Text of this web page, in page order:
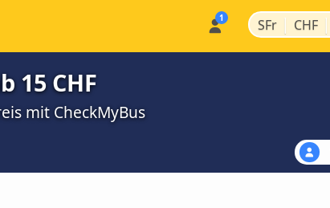
SFr | CHF |
15 CHF
mit CheckMyBus